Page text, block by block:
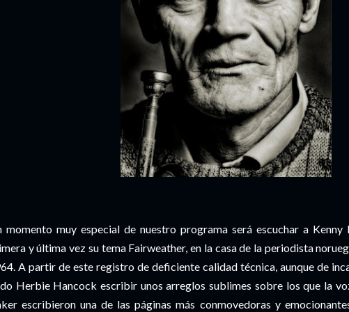
momento muy especial de nuestro programa será escuchar a
y última vez su tema Fairweather, en la casa de la periodista
A partir de este registro de deficiente calidad técnica, aunque de
Herbie Hancock escribir unos arreglos sublimes sobre los que la
escribieron una de las páginas más conmovedoras y